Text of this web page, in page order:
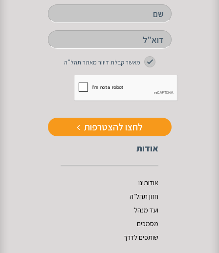
מאשר קבלת דיוור מאתר תהל”ה
לחצו להצטרפות
אודות
אודותינו
חזון תהל"ה
ועד מנהל
מסמכים
שותפים לדרך